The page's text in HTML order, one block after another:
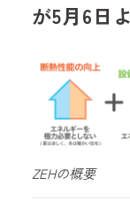
が5月6日
ZEHの概要